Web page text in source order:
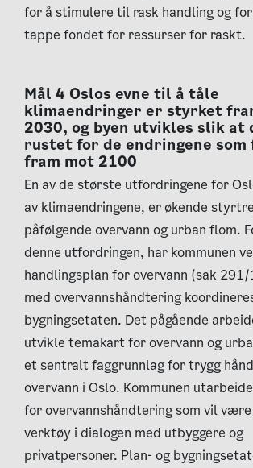
for å stimulere til rask handling og for
tappe fondet for ressurser for raskt.
Mål 4 Oslos evne til å tåle
klimaendringer er styrket
2030, og byen utvikles slik at
rustet for de endringene som
fram mot 2100
En av de største utfordringene for
av klimaendringene, er økende
påfølgende overvann og urban flom.
denne utfordringen, har kommunen
handlingsplan for overvann (sak
med overvannshåndtering
bygningsetaten. Det pågående
utvikle temakart for overvann og
et sentralt faggrunnlag for trygg
overvann i Oslo. Kommunen
for overvannshåndtering som vil
verktøy i dialogen med utbyggere og
privatpersoner. Plan- og